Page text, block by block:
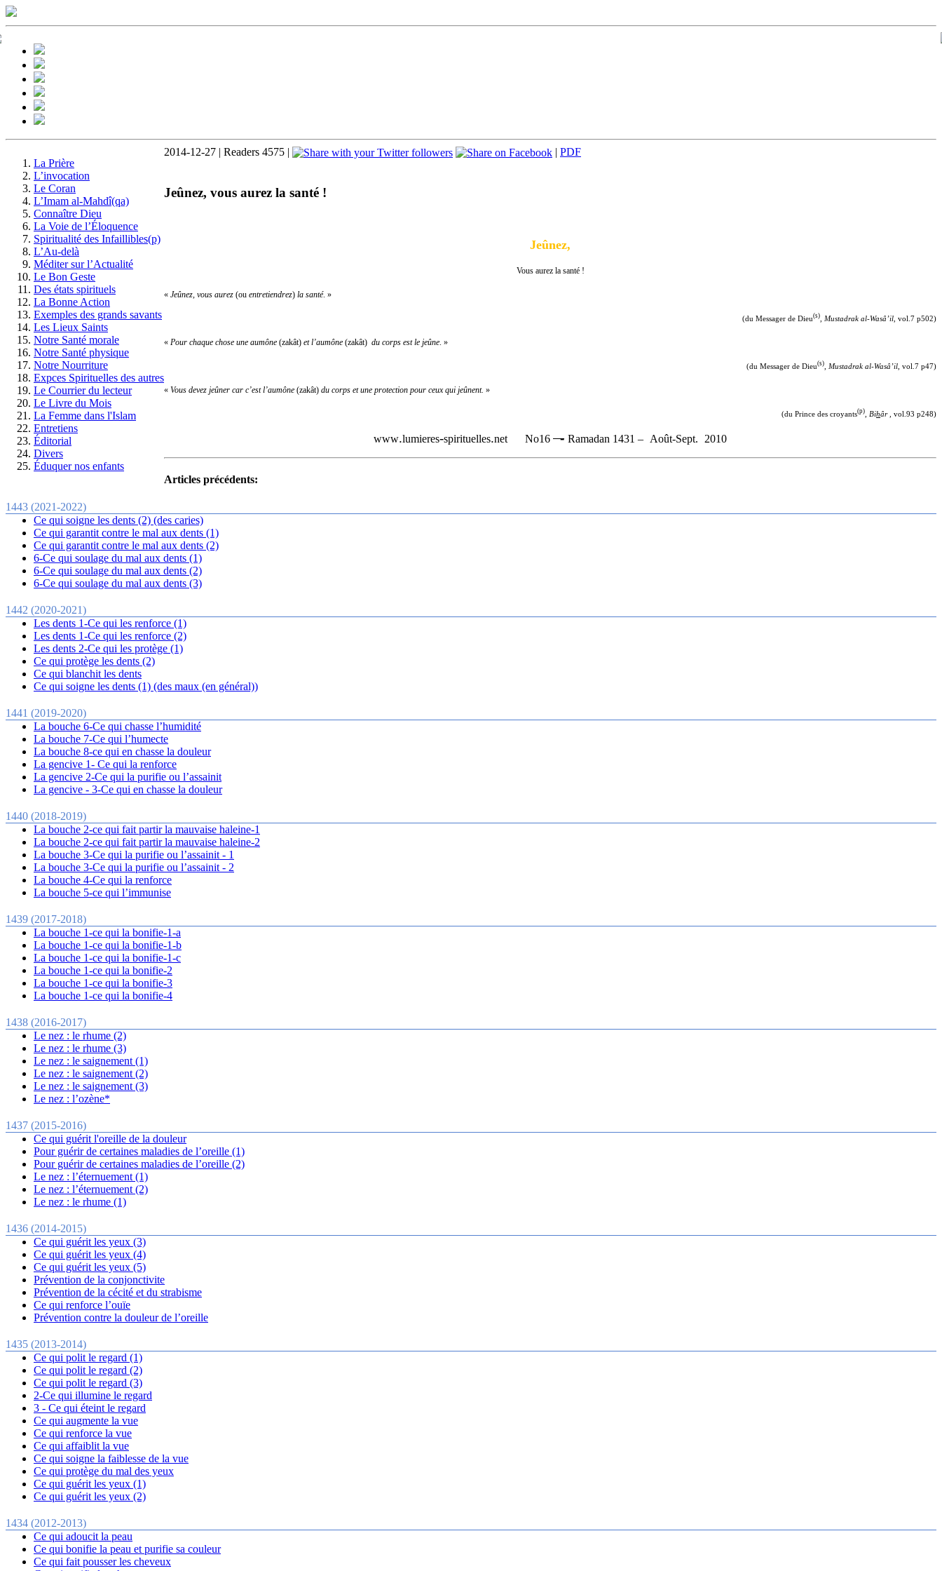
La Prière
L’invocation
Le Coran
L’Imam al-Mahdî(qa)
Connaître Dieu
La Voie de l’Éloquence
Spiritualité des Infaillibles(p)
L’Au-delà
Méditer sur l’Actualité
Le Bon Geste
Des états spirituels
La Bonne Action
Exemples des grands savants
Les Lieux Saints
Notre Santé morale
Notre Santé physique
Notre Nourriture
Expces Spirituelles des autres
Le Courrier du lecteur
Le Livre du Mois
La Femme dans l'Islam
Entretiens
Éditorial
Divers
Éduquer nos enfants
2014-12-27 | Readers 4575 | | PDF
Jeûnez, vous aurez la santé !
Jeûnez,
Vous aurez la santé !
« Jeûnez, vous aurez (ou entretiendrez) la santé. »
(du Messager de Dieu(s) Mustadrak al-Wasâ’il , vol.7 p502)
« Pour chaque chose une aumône (zakât) et l’aumône (zakât) du corps est le jeûne . »
(du Messager de Dieu(s) Mustadrak al-Wasâ’il , vol.7 p47)
« Vous devez jeûner car c’est l’aumône (zakât) du corps et une protection pour ceux qui jeûnent. »
(du Prince des croyants(p) Bihâr , vol.93 p248)
www.lumieres-spirituelles.net No16 - Ramadan 1431 – Août-Sept. 2010
Articles précédents:
1443 (2021-2022)
Ce qui soigne les dents (2) (des caries)
Ce qui garantit contre le mal aux dents (1)
Ce qui garantit contre le mal aux dents (2)
6-Ce qui soulage du mal aux dents (1)
6-Ce qui soulage du mal aux dents (2)
6-Ce qui soulage du mal aux dents (3)
1442 (2020-2021)
Les dents 1-Ce qui les renforce (1)
Les dents 1-Ce qui les renforce (2)
Les dents 2-Ce qui les protège (1)
Ce qui protège les dents (2)
Ce qui blanchit les dents
Ce qui soigne les dents (1) (des maux (en général))
1441 (2019-2020)
La bouche 6-Ce qui chasse l’humidité
La bouche 7-Ce qui l’humecte
La bouche 8-ce qui en chasse la douleur
La gencive 1- Ce qui la renforce
La gencive 2-Ce qui la purifie ou l’assainit
La gencive - 3-Ce qui en chasse la douleur
1440 (2018-2019)
La bouche 2-ce qui fait partir la mauvaise haleine-1
La bouche 2-ce qui fait partir la mauvaise haleine-2
La bouche 3-Ce qui la purifie ou l’assainit - 1
La bouche 3-Ce qui la purifie ou l’assainit - 2
La bouche 4-Ce qui la renforce
La bouche 5-ce qui l’immunise
1439 (2017-2018)
La bouche 1-ce qui la bonifie-1-a
La bouche 1-ce qui la bonifie-1-b
La bouche 1-ce qui la bonifie-1-c
La bouche 1-ce qui la bonifie-2
La bouche 1-ce qui la bonifie-3
La bouche 1-ce qui la bonifie-4
1438 (2016-2017)
Le nez : le rhume (2)
Le nez : le rhume (3)
Le nez : le saignement (1)
Le nez : le saignement (2)
Le nez : le saignement (3)
Le nez : l’ozène*
1437 (2015-2016)
Ce qui guérit l'oreille de la douleur
Pour guérir de certaines maladies de l’oreille (1)
Pour guérir de certaines maladies de l’oreille (2)
Le nez : l’éternuement (1)
Le nez : l’éternuement (2)
Le nez : le rhume (1)
1436 (2014-2015)
Ce qui guérit les yeux (3)
Ce qui guérit les yeux (4)
Ce qui guérit les yeux (5)
Prévention de la conjonctivite
Prévention de la cécité et du strabisme
Ce qui renforce l’ouïe
Prévention contre la douleur de l’oreille
1435 (2013-2014)
Ce qui polit le regard (1)
Ce qui polit le regard (2)
Ce qui polit le regard (3)
2-Ce qui illumine le regard
3 - Ce qui éteint le regard
Ce qui augmente la vue
Ce qui renforce la vue
Ce qui affaiblit la vue
Ce qui soigne la faiblesse de la vue
Ce qui protège du mal des yeux
Ce qui guérit les yeux (1)
Ce qui guérit les yeux (2)
1434 (2012-2013)
Ce qui adoucit la peau
Ce qui bonifie la peau et purifie sa couleur
Ce qui fait pousser les cheveux